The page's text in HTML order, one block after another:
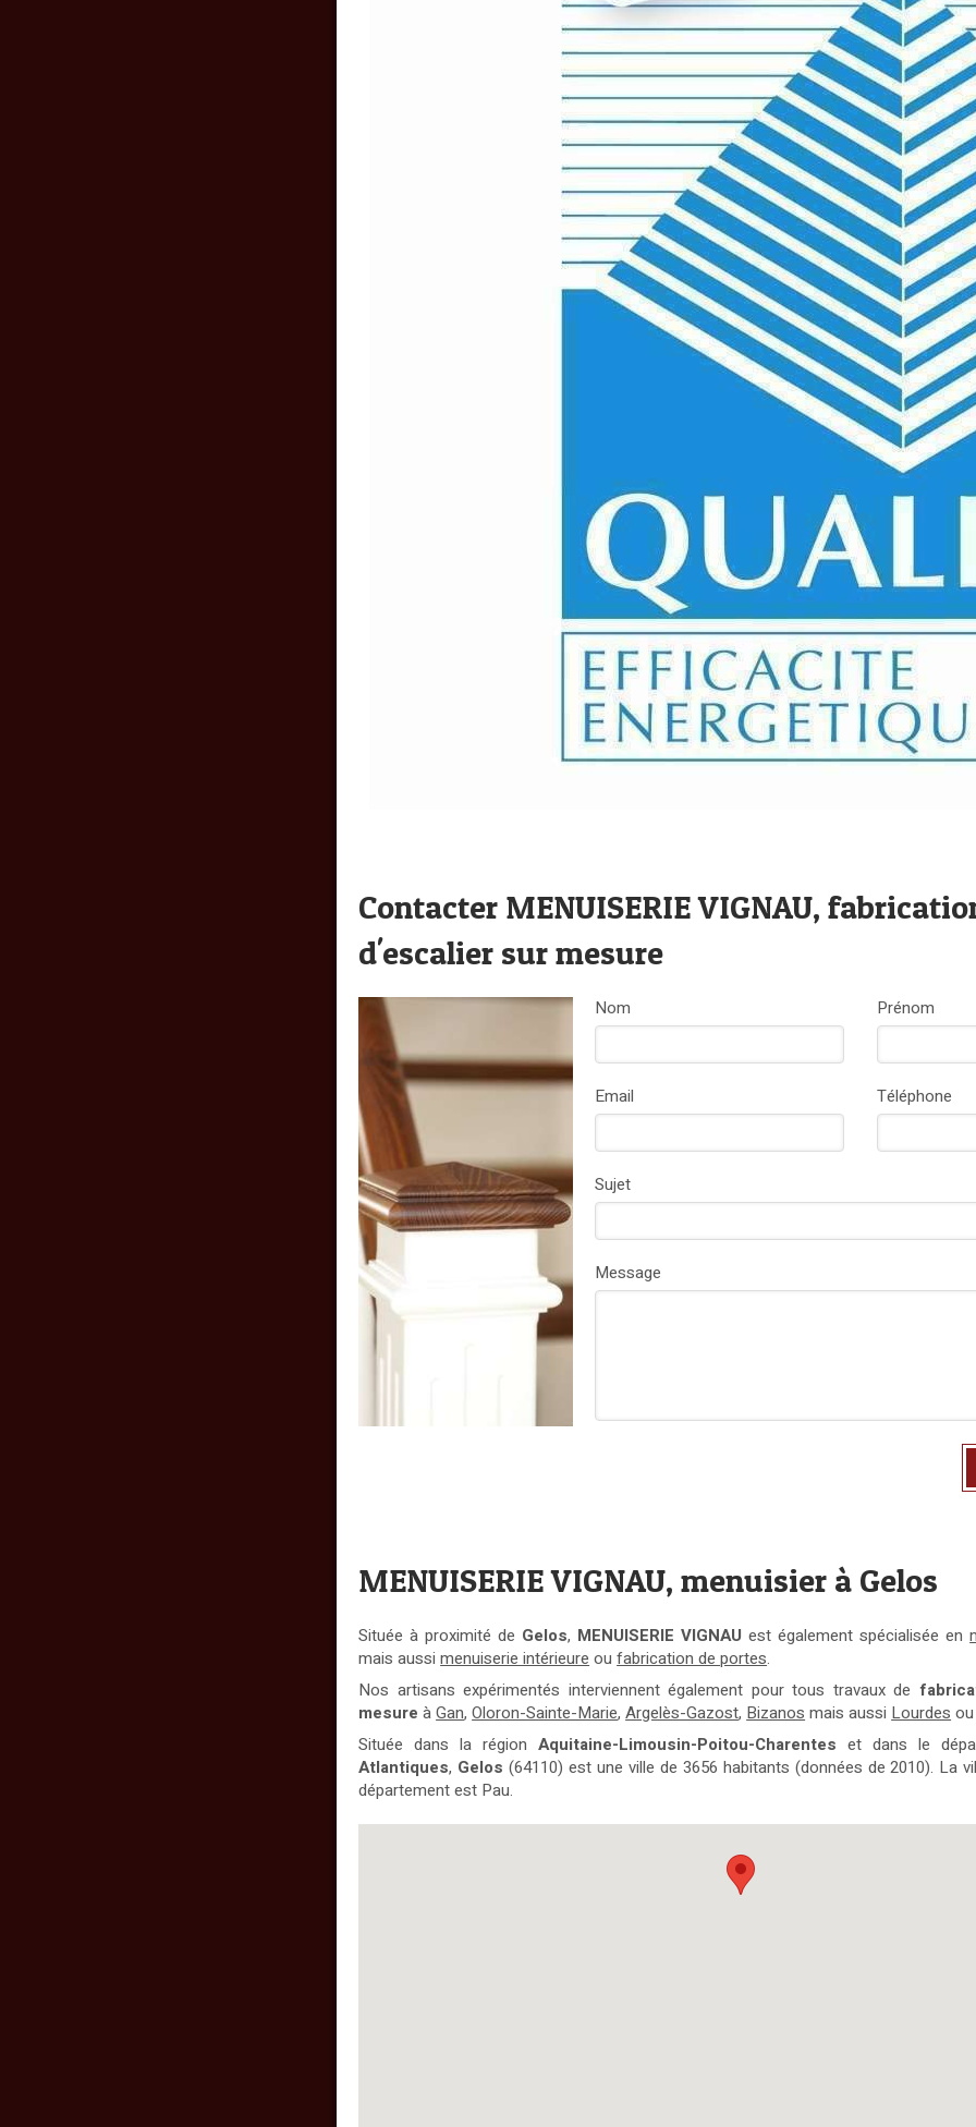
Contacter MENUISERIE VIGNAU,
d'escalier sur mesure
Nom Prénom
Email Téléphone
Sujet
Message
MENUISERIE VIGNAU, menuisier à Gelos
Située à proximité de Gelos, MENUISERIE VIGNAU est également spécialisée en
mais aussimenuiserie intérieure oufabrication de portes.
Nos artisans expérimentés interviennent également pour tous travaux de
mesure àGan,Oloron-Sainte-Marie,Argelès-Gazost, Bizanos mais aussi Lourdes
Située dans la régionAquitaine-Limousin-Poitou-Charentes et dans le
Atlantiques, Gelos (64110) est une ville de 3656 habitants (données de 2010). La
département est Pau.